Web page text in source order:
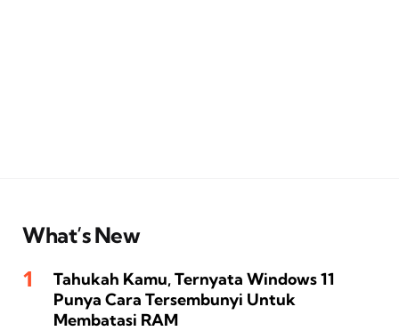
What’s New
Tahukah Kamu, Ternyata Windows 11
Punya Cara Tersembunyi Untuk
Membatasi RAM